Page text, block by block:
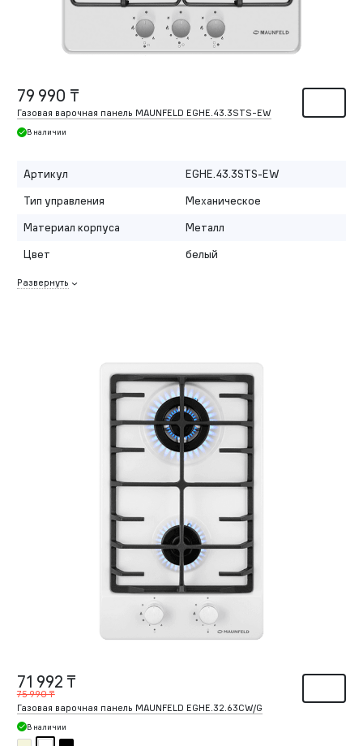
79 990 ₸
Газовая варочная панель MAUNFELD EGHE.43.3STS-EW
В наличии
Артикул
EGHE.43.3STS-EW
Тип управления
Механическое
Материал корпуса
Металл
Цвет
белый
Развернуть
71 992 ₸
75 990 ₸
Газовая варочная панель MAUNFELD EGHE.32.63CW/G
В наличии